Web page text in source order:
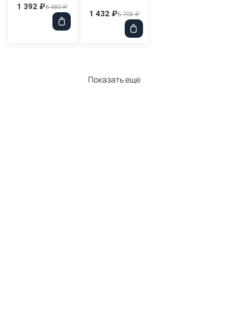
1 392 ₽6 480 ₽
1 432 ₽6 708 ₽
Показать еще